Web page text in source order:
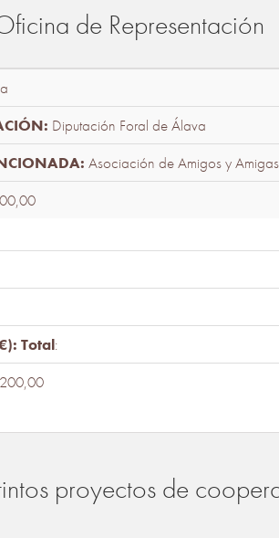
de Representación
Diputación Foral de Álava
Asociación de Amigos y
Total:
proyectos de